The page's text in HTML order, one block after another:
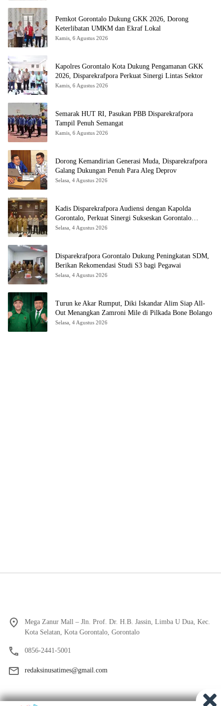
Pemkot Gorontalo Dukung GKK 2026, Dorong
Keterlibatan UMKM dan Ekraf Lokal
Kamis, 6 Agustus 2026
Kapolres Gorontalo Kota Dukung Pengamanan GKK
2026, Disparekrafpora Perkuat Sinergi Lintas Sektor
Kamis, 6 Agustus 2026
Semarak HUT RI, Pasukan PBB Disparekrafpora
Tampil Penuh Semangat
Kamis, 6 Agustus 2026
Dorong Kemandirian Generasi Muda, Disparekrafpora
Galang Dukungan Penuh Para Aleg Deprov
Selasa, 4 Agustus 2026
Kadis Disparekrafpora Audiensi dengan Kapolda
Gorontalo, Perkuat Sinergi Sukseskan Gorontalo
Karnaval Karawo 2026
Selasa, 4 Agustus 2026
Disparekrafpora Gorontalo Dukung Peningkatan SDM,
Berikan Rekomendasi Studi S3 bagi Pegawai
Selasa, 4 Agustus 2026
Turun ke Akar Rumput, Diki Iskandar Alim Siap All-
Out Menangkan Zamroni Mile di Pilkada Bone Bolango
Selasa, 4 Agustus 2026
Mega Zanur Mall – Jln. Prof. Dr. H.B. Jassin, Limba U Dua, Kec.
Kota Selatan, Kota Gorontalo, Gorontalo
0856-2441-5001
redaksinusatimes@gmail.com